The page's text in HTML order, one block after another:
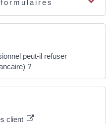
peut-il refuser
?
client